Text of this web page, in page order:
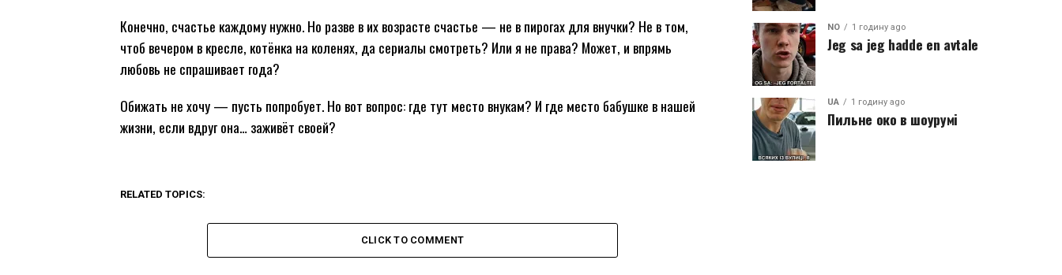
Конечно, счастье каждому нужно. Но разве в их возрасте счастье — не в пирогах для внучки? Не в том,
чтоб вечером в кресле, котёнка на коленях, да сериалы смотреть? Или я не права? Может, и впрямь
любовь не спрашивает года?
Обижать не хочу — пусть попробует. Но вот вопрос: где тут место внукам? И где место бабушке в нашей
жизни, если вдруг она… заживёт своей?
RELATED TOPICS:
CLICK TO COMMENT
NO 1 годину ago
Jeg sa jeg hadde en avtale
UA 1 годину ago
Пильне око в шоурумі